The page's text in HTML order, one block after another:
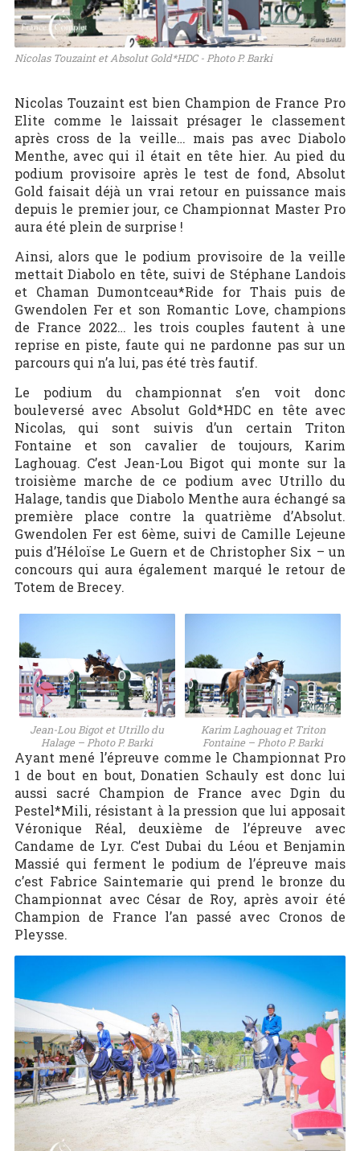
Nicolas Touzaint et Absolut Gold*HDC - Photo P. Barki
Nicolas Touzaint est bien Champion de France Pro
Elite comme le laissait présager le classement
après cross de la veille… mais pas avec Diabolo
Menthe, avec qui il était en tête hier. Au pied du
podium provisoire après le test de fond, Absolut
Gold faisait déjà un vrai retour en puissance mais
depuis le premier jour, ce Championnat Master Pro
aura été plein de surprise !
Ainsi, alors que le podium provisoire de la veille
mettait Diabolo en tête, suivi de Stéphane Landois
et Chaman Dumontceau*Ride for Thais puis de
Gwendolen Fer et son Romantic Love, champions
de France 2022… les trois couples fautent à une
reprise en piste, faute qui ne pardonne pas sur un
parcours qui n’a lui, pas été très fautif.
Le podium du championnat s’en voit donc
bouleversé avec Absolut Gold*HDC en tête avec
Nicolas, qui sont suivis d’un certain Triton
Fontaine et son cavalier de toujours, Karim
Laghouag. C’est Jean-Lou Bigot qui monte sur la
troisième marche de ce podium avec Utrillo du
Halage, tandis que Diabolo Menthe aura échangé sa
première place contre la quatrième d’Absolut.
Gwendolen Fer est 6ème, suivi de Camille Lejeune
puis d’Héloïse Le Guern et de Christopher Six – un
concours qui aura également marqué le retour de
Totem de Brecey.
Jean-Lou Bigot et Utrillo du
Halage – Photo P. Barki
Karim Laghouag et Triton
Fontaine – Photo P. Barki
Ayant mené l’épreuve comme le Championnat Pro
1 de bout en bout, Donatien Schauly est donc lui
aussi sacré Champion de France avec Dgin du
Pestel*Mili, résistant à la pression que lui apposait
Véronique Réal, deuxième de l’épreuve avec
Candame de Lyr. C’est Dubai du Léou et Benjamin
Massié qui ferment le podium de l’épreuve mais
c’est Fabrice Saintemarie qui prend le bronze du
Championnat avec César de Roy, après avoir été
Champion de France l’an passé avec Cronos de
Pleysse.